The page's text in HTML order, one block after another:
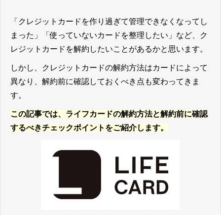
「クレジットカードを作り過ぎて管理できなくなってし
まった」「使っていないカードを整理したい」など、ク
レジットカードを解約したいことがあるかと思います。
しかし、クレジットカードの解約方法はカードによって
異なり、解約前に確認しておくべき点も変わってきま
す。
この記事では、ライフカードの解約方法と解約前に確認
するべきチェックポイントをご紹介します。